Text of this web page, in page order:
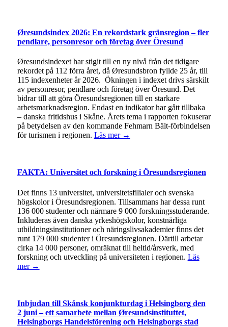
Øresundsindex 2026: En rekordstark gränsregion – fler
pendlare, personresor och företag över Öresund
Øresundsindexet har stigit till en ny nivå från det tidigare
rekordet på 112 förra året, då Øresundsbron fyllde 25 år, till
115 indexenheter år 2026. Ökningen i indexet drivs särskilt
av personresor, pendlare och företag över Öresund. Det
bidrar till att göra Öresundsregionen till en starkare
arbetsmarknadsregion. Endast en indikator har gått tillbaka
– danska fritidshus i Skåne. Årets tema i rapporten fokuserar
på betydelsen av den kommande Fehmarn Bält-förbindelsen
för turismen i regionen. Läs mer →
FAKTA: Universitet och forskning i Öresundsregionen
Det finns 13 universitet, universitetsfilialer och svenska
högskolor i Öresundsregionen. Tillsammans har dessa runt
136 000 studenter och närmare 9 000 forskningsstuderande.
Inkluderas även danska yrkeshögskolor, konstnärliga
utbildningsinstitutioner och näringslivsakademier finns det
runt 179 000 studenter i Öresundsregionen. Därtill arbetar
cirka 14 000 personer, omräknat till heltid/årsverk, med
forskning och utveckling på universiteten i regionen. Läs
mer →
Inbjudan till Skånsk konjunkturdag i Helsingborg den
2 juni – ett samarbete mellan Øresundsinstituttet,
Helsingborgs Handelsförening och Helsingborgs stad